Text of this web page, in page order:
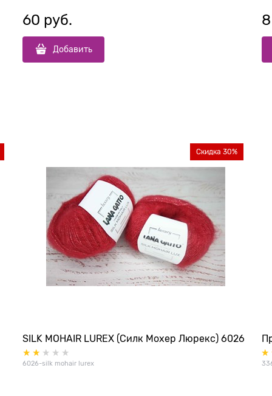
60 руб.
Добавить
8
SILK MOHAIR LUREX (Силк Мохер Люрекс) 6026
6026-silk mohair lurex
Скидка 30%